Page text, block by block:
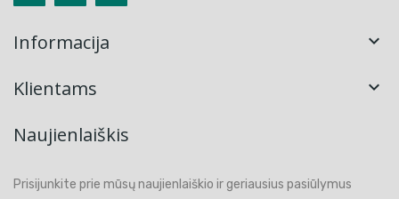
Informacija 
Klientams 
Naujienlaiškis
Prisijunkite prie mūsų naujienlaiškio ir geriausius pasiūlymus